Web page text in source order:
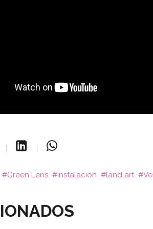
Green Lens instalacion land art